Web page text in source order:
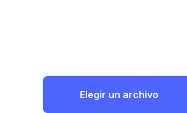
Elegir un archivo